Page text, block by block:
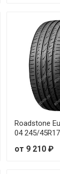
235/65R18 106V
235/70R16 109H
245/45R18 100V
245/55R19 103V
245/60R18 105V
Roadstone
04 245/
от 9 210 ₽